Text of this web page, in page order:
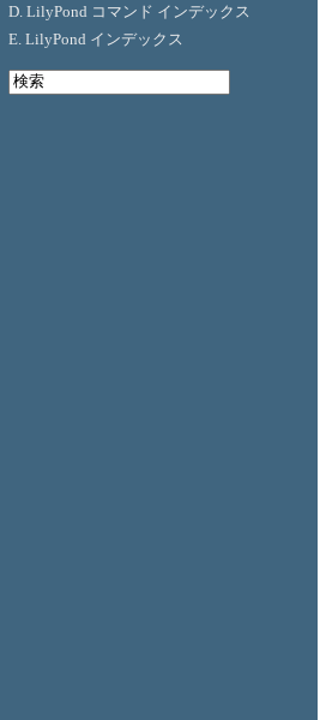
D. LilyPond コマンド インデックス
E. LilyPond インデックス